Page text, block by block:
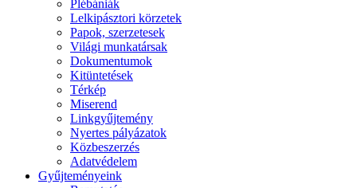
Plébániák
Lelkipásztori körzetek
Papok, szerzetesek
Világi munkatársak
Dokumentumok
Kitüntetések
Térkép
Miserend
Linkgyűjtemény
Nyertes pályázatok
Közbeszerzés
Adatvédelem
Gyűjteményeink